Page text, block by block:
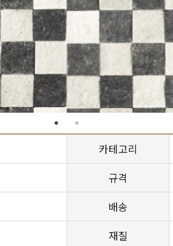
카테고리
규격
배송
재질